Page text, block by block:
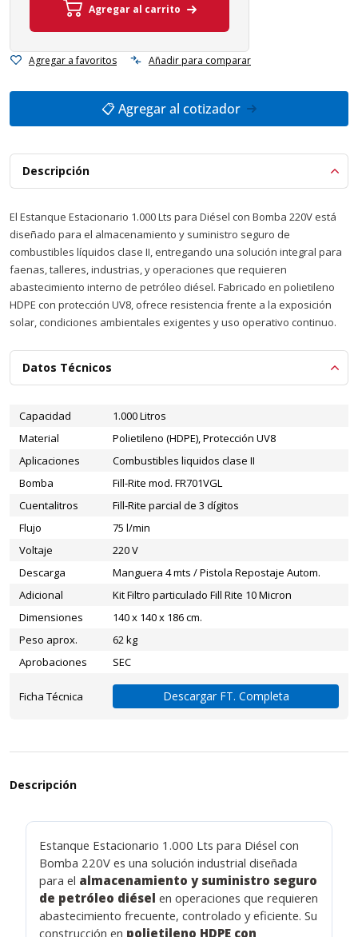
Agregar al carrito
Agregar a favoritos Añadir para comparar
📋 Agregar al cotizador
Descripción
El Estanque Estacionario 1.000 Lts para Diésel con Bomba 220V está
diseñado para el almacenamiento y suministro seguro de
combustibles líquidos clase II, entregando una solución integral para
faenas, talleres, industrias, y operaciones que requieren
abastecimiento interno de petróleo diésel. Fabricado en polietileno
HDPE con protección UV8, ofrece resistencia frente a la exposición
solar, condiciones ambientales exigentes y uso operativo continuo.
Datos Técnicos
Capacidad
1.000 Litros
Material
Polietileno (HDPE), Protección UV8
Aplicaciones
Combustibles liquidos clase II
Bomba
Fill-Rite mod. FR701VGL
Cuentalitros
Fill-Rite parcial de 3 dígitos
Flujo
75 l/min
Voltaje
220 V
Descarga
Manguera 4 mts / Pistola Repostaje Autom.
Adicional
Kit Filtro particulado Fill Rite 10 Micron
Dimensiones
140 x 140 x 186 cm.
Peso aprox.
62 kg
Aprobaciones
SEC
Ficha Técnica Descargar FT. Completa
Descripción
Estanque Estacionario 1.000 Lts para Diésel con
Bomba 220V es una solución industrial diseñada
para el almacenamiento y suministro seguro
de petróleo diésel en operaciones que requieren
abastecimiento frecuente, controlado y eficiente. Su
construcción en polietileno HDPE con